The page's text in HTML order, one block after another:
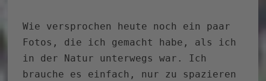
Wie versprochen heute noch ein paar
Fotos, die ich gemacht habe, als ich
in der Natur unterwegs war. Ich
brauche es einfach, nur zu spazieren